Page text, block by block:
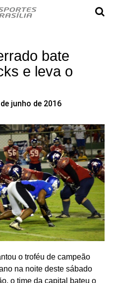
bate
e leva o
junho de 2016
o troféu de campeão
na noite deste sábado
o time da capital bateu o